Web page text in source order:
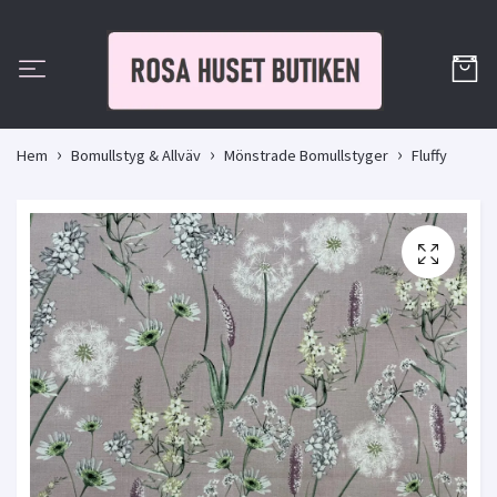
Hem Bomullstyg & Allväv Mönstrade Bomullstyger Fluffy